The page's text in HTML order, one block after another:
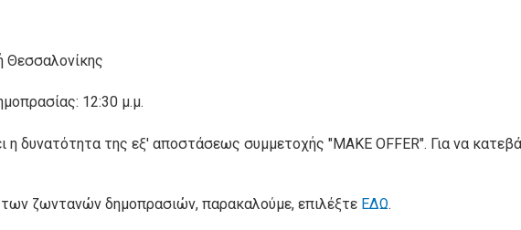
Θεσσαλονίκης
12:30 μ.μ.
η δυνατότητα της εξ' αποστάσεως συμμετοχής "MAKE OFFER". Για να
των ζωντανών δημοπρασιών, παρακαλούμε, επιλέξτε ΕΔΩ.